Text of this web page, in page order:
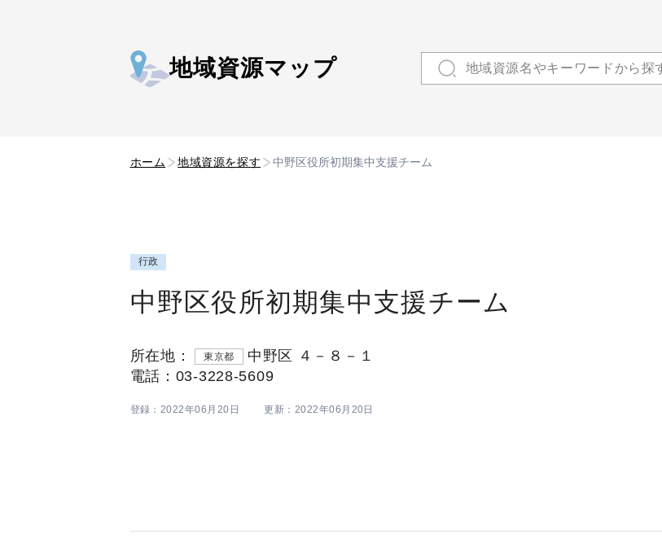
地域資源マップ
ホーム 地域資源を探す 中野区役所初期集中支援チーム
行政
中野区役所初期集中支援チーム
所在地： 東京都
中野区 ４－８－１
電話：03-3228-5609
登録：2022年06月20日 更新：2022年06月20日